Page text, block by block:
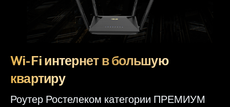
Wi-Fi интернет в большую
квартиру
Роутер Ростелеком категории ПРЕМИУМ